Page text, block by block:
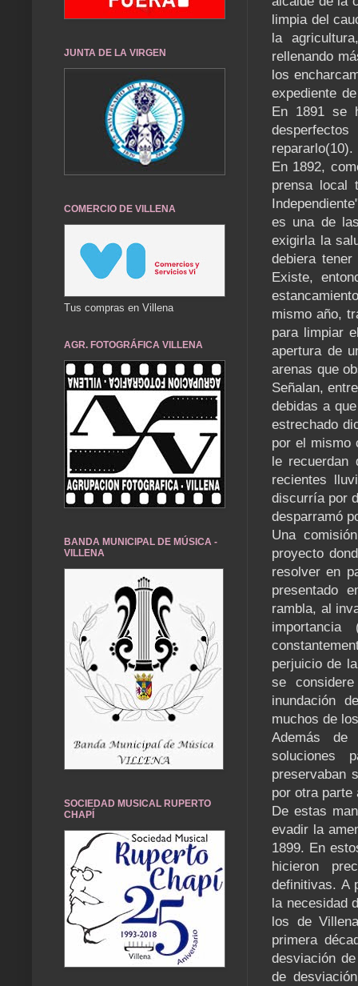
limpia del
la
rellenando
los
expediente
En 1891 se
repararlo(10).
En 1892,
prensa local
es una de
exigirla la
debiera
Existe,
mismo año,
para limpiar
apertura de
arenas que
Señalan,
debidas a
estrechado
por el mismo
le recuerdan
recientes
discurría por
desparramó
Una
proyecto
resolver en
presentado
rambla, al
perjuicio de
se
inundación
muchos de
Además de
soluciones
preservaban
por otra
De estas
evadir la
1899. En
hicieron
definitivas. A
la necesidad
los de
primera
desviación
de
JUNTA DE LA VIRGEN
COMERCIO DE VILLENA
Tus compras en Villena
AGR. FOTOGRÁFICA VILLENA
BANDA MUNICIPAL DE MÚSICA -
VILLENA
SOCIEDAD MUSICAL RUPERTO
CHAPÍ